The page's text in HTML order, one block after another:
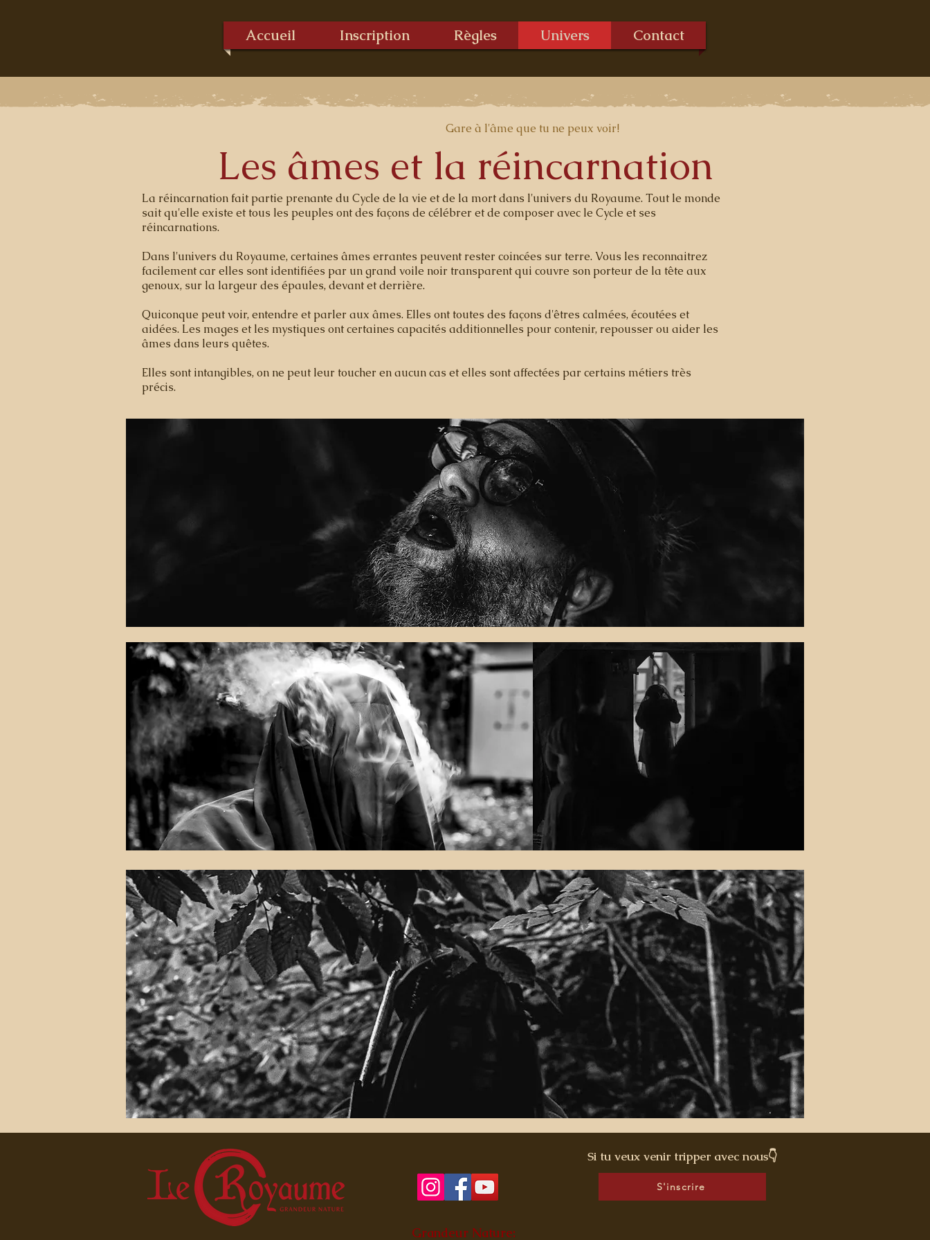
Accueil Inscription Règles Univers Contact
​Gare à l'âme que tu ne peux voir!
Les âmes et la réincarnation
La réincarnation fait partie prenante du Cycle de la vie et de la mort dans l'univers du Royaume. Tout le monde
sait qu'elle existe et tous les peuples ont des façons de célébrer et de composer avec le Cycle et ses
réincarnations.
Dans l'univers du Royaume, certaines âmes errantes peuvent rester coincées sur terre. Vous les reconnaitrez
facilement car elles sont identifiées par un grand voile noir transparent qui couvre son porteur de la tête aux
genoux, sur la largeur des épaules, devant et derrière.
Quiconque peut voir, entendre et parler aux âmes. Elles ont toutes des façons d'êtres calmées, écoutées et
aidées. Les mages et les mystiques ont certaines capacités additionnelles pour contenir, repousser ou aider les
âmes dans leurs quêtes.
Elles sont intangibles, on ne peut leur toucher en aucun cas et elles sont affectées par certains métiers très
précis.
Si tu veux venir tripper avec nous👇
S'inscrire
Grandeur Nature: